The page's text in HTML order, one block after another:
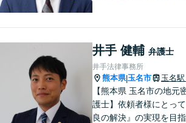
の人たちに紛争のない「
な生活」を提供するとい
を持って日々の仕事に取
んでまいります。
井手 健輔 弁護士
井手法律事務所
熊本県|玉名市 玉名駅
【熊本県 玉名市の地元
護士】依頼者様にとっ
良の解決』の実現を目指